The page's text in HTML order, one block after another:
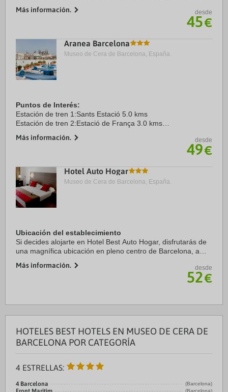
Convenciones Internacional de Barcelona y a ...
Más información. desde
45€
Aranea Barcelona
Museo de Cera de Barcelona, España.
Puntos de Interés:
Estación de tren 1:Sants Estació 5.0 kms
Estación de tren 2:Estació de França 3.0 kms
Aeropuerto 2:Girona 97.0 kms
Más información. desde
49€
Hotel Auto Hogar
Museo de Cera de Barcelona, España.
Ubicación del establecimiento
Si decides alojarte en Hotel Best Auto Hogar, disfrutarás de
una magnífica ubicación en pleno centro de Barcelona, a
Boquería. Además, este hotel ...
Más información. desde
52€
HOTELES BEST HOTELS EN MUSEO DE CERA DE
BARCELONA POR CATEGORÍA
4 ESTRELLAS:
4 Barcelona (Barcelona)
(Barcelona)